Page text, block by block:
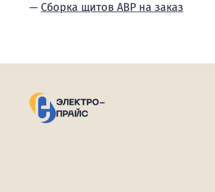
Сборка щитов АВР на заказ